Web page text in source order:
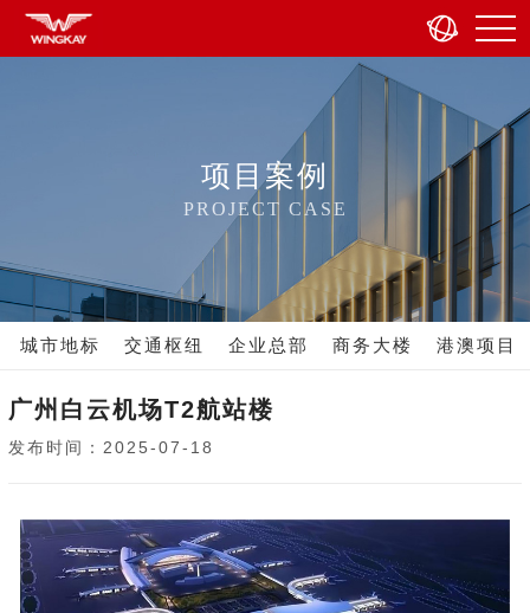
项目案例
PROJECT CASE
城市地标 交通枢纽 企业总部 商务大楼 港澳项目
广州白云机场T2航站楼
发布时间：2025-07-18